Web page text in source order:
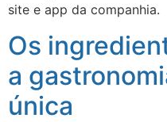
site e app da
Os
a
única